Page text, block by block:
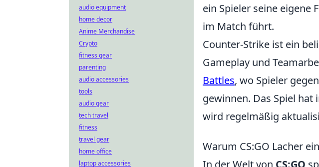
ein Spieler seine eigene
im Match führt.
Counter-Strike ist ein
Gameplay und
Battles, wo Spieler
gewinnen. Das Spiel hat
wird regelmäßig
Warum CS:GO Lacher
In der Welt von CS:GO
audio equipment
home decor
Anime Merchandise
Crypto
fitness gear
parenting
audio accessories
tools
audio gear
tech travel
fitness
travel gear
home office
laptop accessories